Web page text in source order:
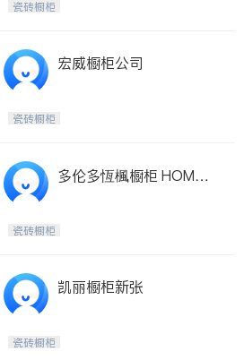
瓷砖橱柜
宏威橱柜公司
瓷砖橱柜
多伦多恆楓橱柜 HOMEY
瓷砖橱柜
凯丽橱柜新张
瓷砖橱柜